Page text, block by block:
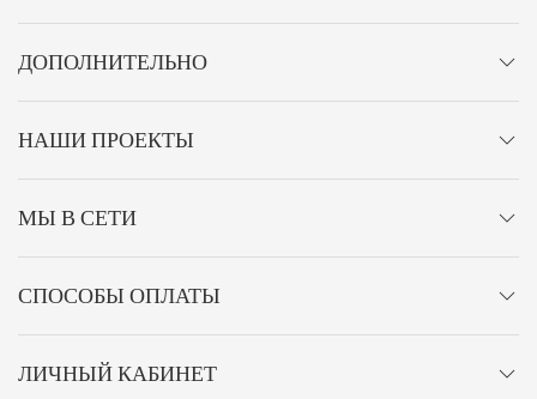
ДОПОЛНИТЕЛЬНО
НАШИ ПРОЕКТЫ
МЫ В СЕТИ
СПОСОБЫ ОПЛАТЫ
ЛИЧНЫЙ КАБИНЕТ